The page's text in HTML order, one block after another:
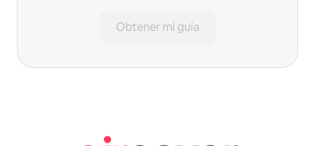
Obtener mi guía